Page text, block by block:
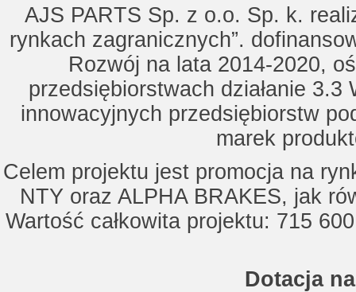
AJS PARTS Sp. z o.o. Sp. k.
rynkach zagranicznych”.
Rozwój na lata 2014-2020,
przedsiębiorstwach działanie
innowacyjnych przedsiębiorstw
marek
Celem projektu jest promocja na
NTY oraz ALPHA BRAKES, jak
Wartość całkowita projektu: 715
Dotacja